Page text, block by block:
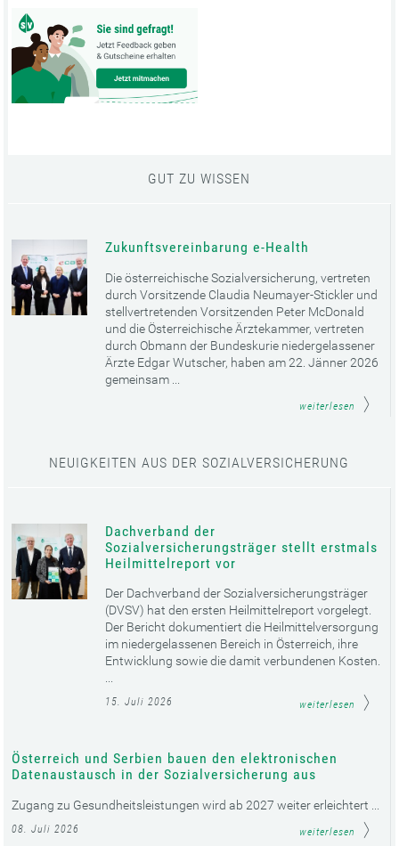
GUT ZU WISSEN
Zukunftsvereinbarung e-Health
Die österreichische Sozialversicherung, vertreten
durch Vorsitzende Claudia Neumayer-Stickler und
stellvertretenden Vorsitzenden Peter McDonald
und die Österreichische Ärztekammer, vertreten
durch Obmann der Bundeskurie niedergelassener
Ärzte Edgar Wutscher, haben am 22. Jänner 2026
gemeinsam ...
weiterlesen
NEUIGKEITEN AUS DER SOZIALVERSICHERUNG
Dachverband der
Sozialversicherungsträger stellt erstmals
Heilmittelreport vor
Der Dachverband der Sozialversicherungsträger
(DVSV) hat den ersten Heilmittelreport vorgelegt.
Der Bericht dokumentiert die Heilmittelversorgung
im niedergelassenen Bereich in Österreich, ihre
Entwicklung sowie die damit verbundenen Kosten.
15. Juli 2026 weiterlesen
Österreich und Serbien bauen den elektronischen
Datenaustausch in der Sozialversicherung aus
Zugang zu Gesundheitsleistungen wird ab 2027 weiter erleichtert ...
08. Juli 2026 weiterlesen